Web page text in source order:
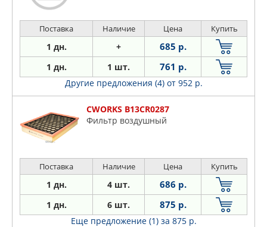
Поставка Наличие Цена Купить
1 дн. + 685 р.
1 дн. 1 шт. 761 р.
Другие предложения (4) от 952 р.
CWORKS B13CR0287
Фильтр воздушный
Поставка Наличие Цена Купить
1 дн. 4 шт. 686 р.
1 дн. 6 шт. 875 р.
Еще предложение (1) за 875 р.